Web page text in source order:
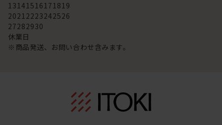
13141516171819
20212223242526
27282930
休業日
※商品発送、お問い合わせ含みます。